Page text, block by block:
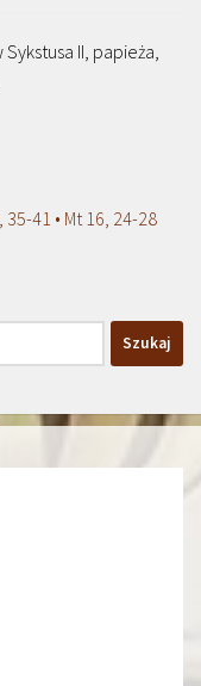
II, papieża,
35-41 • Mt 16, 24-28